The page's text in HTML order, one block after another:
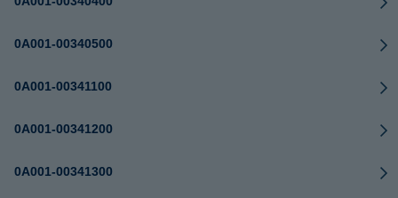
0A001-00340500
0A001-00341100
0A001-00341200
0A001-00341300